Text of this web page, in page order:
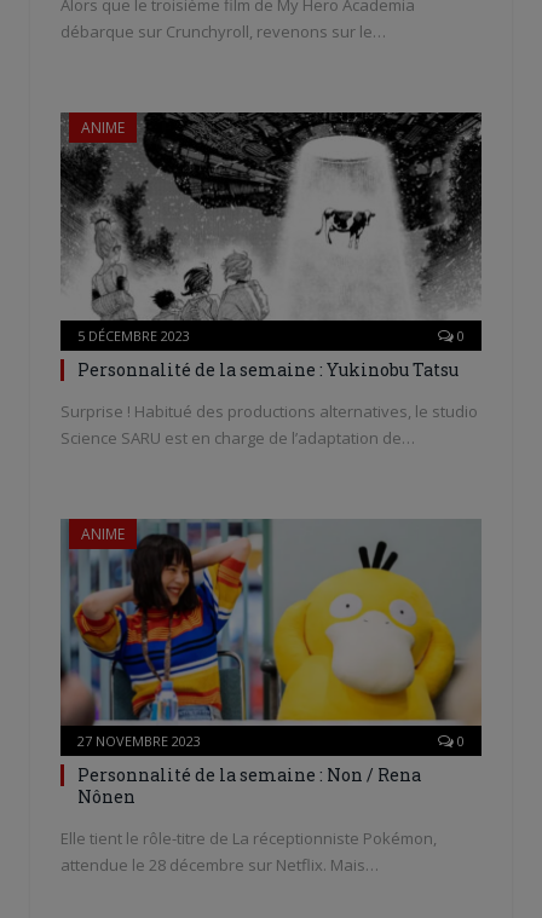
Alors que le troisième film de My Hero Academia
débarque sur Crunchyroll, revenons sur le…
ANIME
5 DÉCEMBRE 2023 0
Personnalité de la semaine : Yukinobu Tatsu
Surprise ! Habitué des productions alternatives, le studio
Science SARU est en charge de l’adaptation de…
ANIME
27 NOVEMBRE 2023 0
Personnalité de la semaine : Non / Rena
Nônen
Elle tient le rôle-titre de La réceptionniste Pokémon,
attendue le 28 décembre sur Netflix. Mais…